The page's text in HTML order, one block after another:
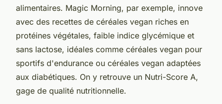
alimentaires. Magic Morning, par exemple, innove
avec des recettes de céréales vegan riches en
protéines végétales, faible indice glycémique et
sans lactose, idéales comme céréales vegan pour
sportifs d'endurance ou céréales vegan adaptées
aux diabétiques. On y retrouve un Nutri-Score A,
gage de qualité nutritionnelle.